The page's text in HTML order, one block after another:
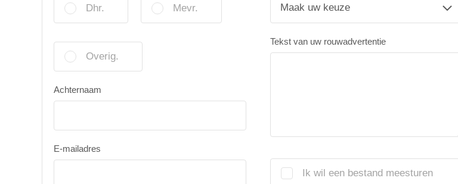
Dhr. Mevr.
Overig.
Achternaam
E-mailadres
Tekst van uw rouwadvertentie
Ik wil een bestand meesturen